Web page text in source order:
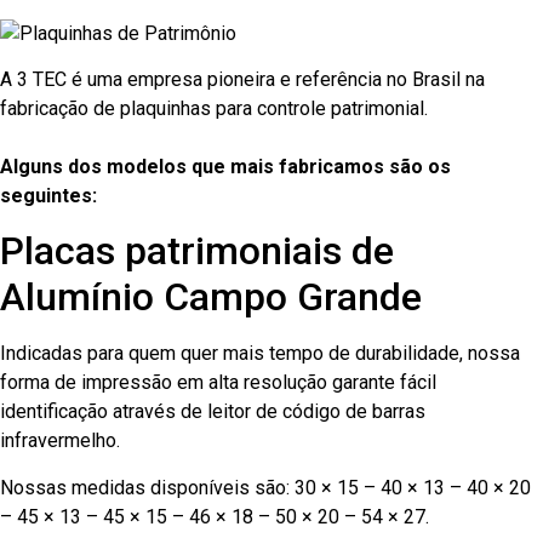
A 3 TEC é uma empresa pioneira e referência no Brasil na
fabricação de plaquinhas para controle patrimonial.
Alguns dos modelos que mais fabricamos são os
seguintes:
Placas patrimoniais de
Alumínio Campo Grande
Indicadas para quem quer mais tempo de durabilidade, nossa
forma de impressão em alta resolução garante fácil
identificação através de leitor de código de barras
infravermelho.
Nossas medidas disponíveis são: 30 × 15 – 40 × 13 – 40 × 20
– 45 × 13 – 45 × 15 – 46 × 18 – 50 × 20 – 54 × 27.